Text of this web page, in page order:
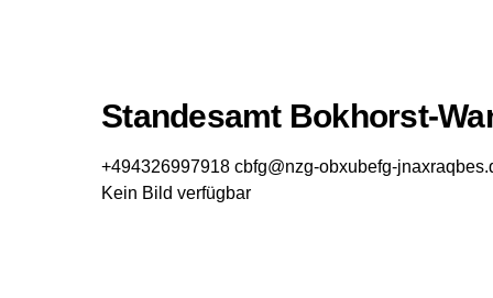
Standesamt Bokhorst-
+494326997918 cbfg@nzg-obxubefg-
Kein Bild verfügbar